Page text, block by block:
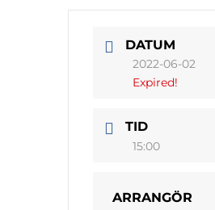
DATUM
2022-06-02
Expired!
TID
15:00
ARRANGÖR